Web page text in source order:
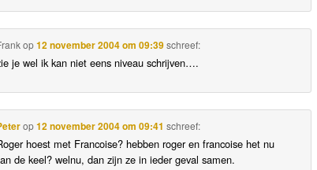
op12 november 2004 om 09:39schreef:
je wel ik kan niet eens niveau schrijven….
op12 november 2004 om 09:41 schreef:
hoest met Francoise? hebben roger en francoise het nu
de keel? welnu, dan zijn ze in ieder geval samen.